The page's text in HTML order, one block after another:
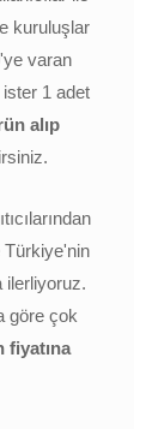
kuruluşlar
varan
1 adet
alıp
Türkiye'nin
ilerliyoruz.
göre çok
fiyatına